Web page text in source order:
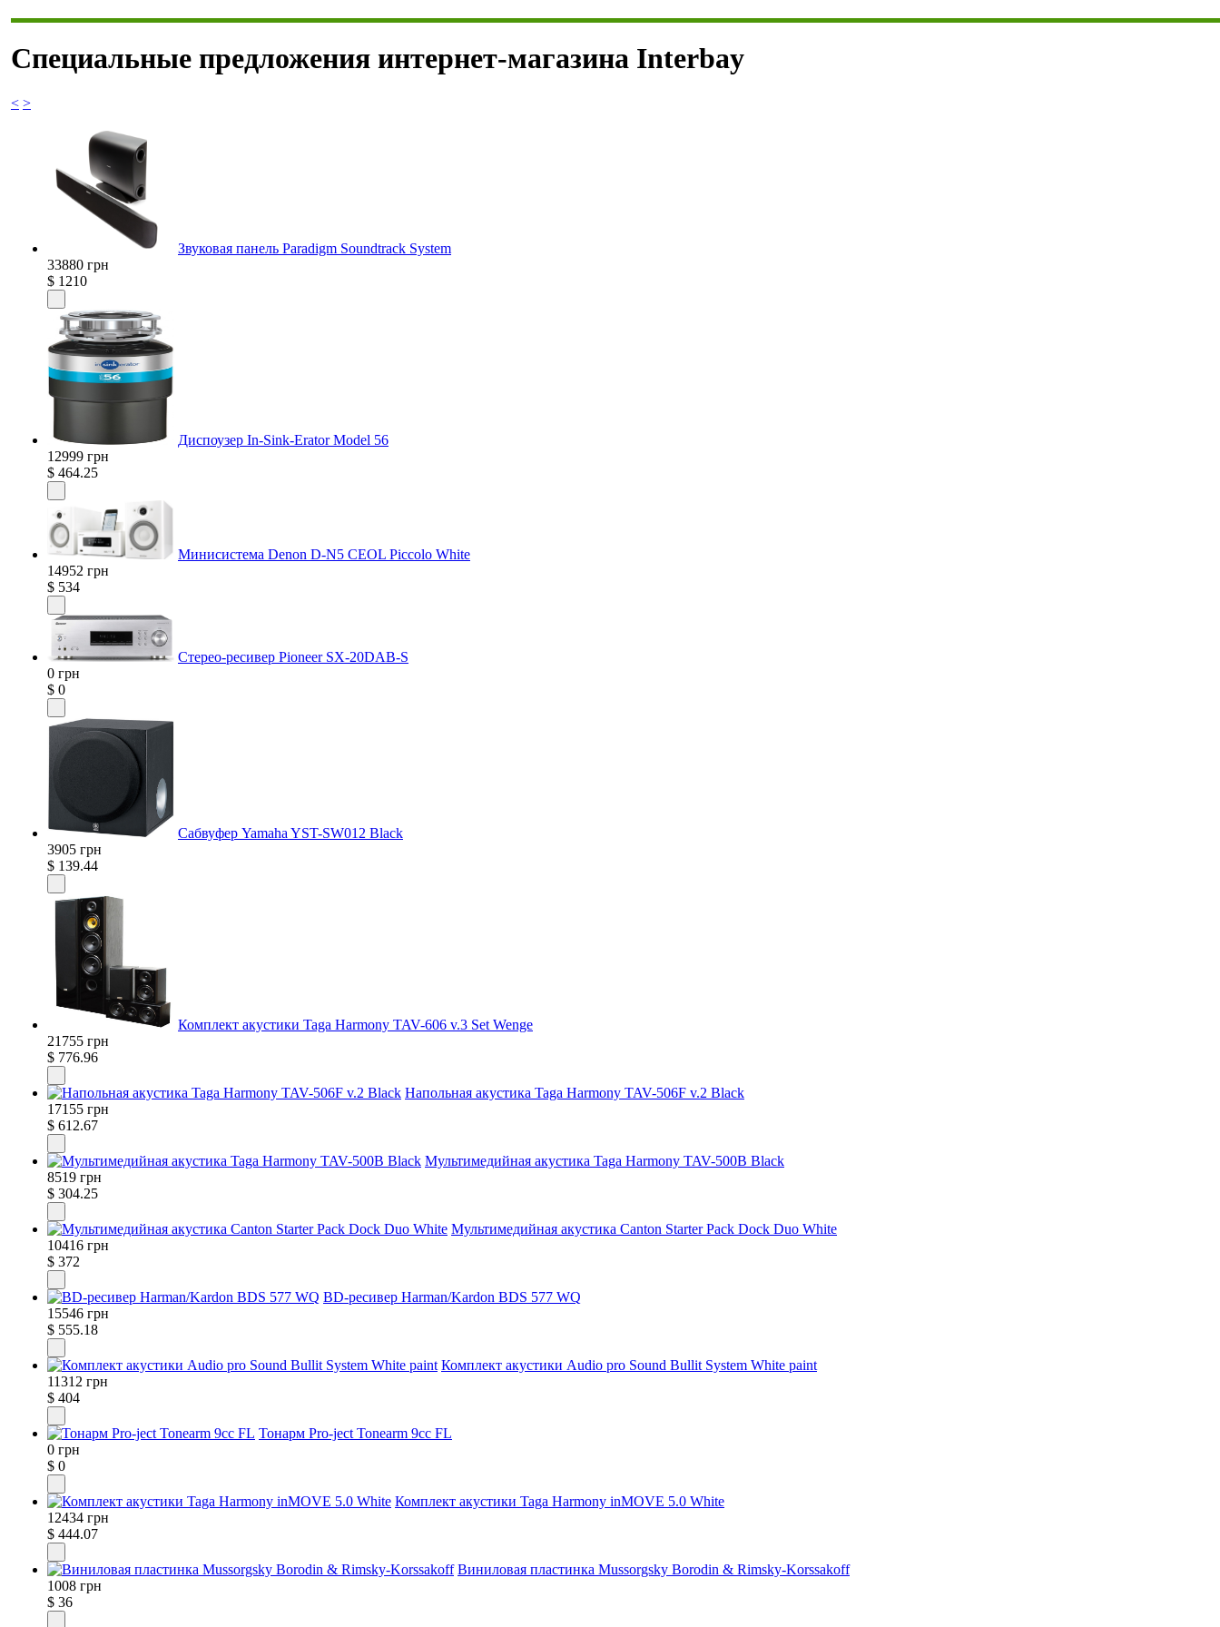
Специальные предложения интернет-магазина Interbay
< >
Звуковая панель Paradigm Soundtrack System
33880 грн
$ 1210
Диспоузер In-Sink-Erator Model 56
12999 грн
$ 464.25
Минисистема Denon D-N5 CEOL Piccolo White
14952 грн
$ 534
Стерео-ресивер Pioneer SX-20DAB-S
0 грн
$ 0
Сабвуфер Yamaha YST-SW012 Black
3905 грн
$ 139.44
Комплект акустики Taga Harmony TAV-606 v.3 Set Wenge
21755 грн
$ 776.96
Напольная акустика Taga Harmony TAV-506F v.2 Black
17155 грн
$ 612.67
Мультимедийная акустика Taga Harmony TAV-500B Black
8519 грн
$ 304.25
Мультимедийная акустика Canton Starter Pack Dock Duo White
10416 грн
$ 372
BD-ресивер Harman/Kardon BDS 577 WQ
15546 грн
$ 555.18
Комплект акустики Audio pro Sound Bullit System White paint
11312 грн
$ 404
Тонарм Pro-ject Tonearm 9cc FL
0 грн
$ 0
Комплект акустики Taga Harmony inMOVE 5.0 White
12434 грн
$ 444.07
Виниловая пластинка Mussorgsky Borodin & Rimsky-Korssakoff
1008 грн
$ 36